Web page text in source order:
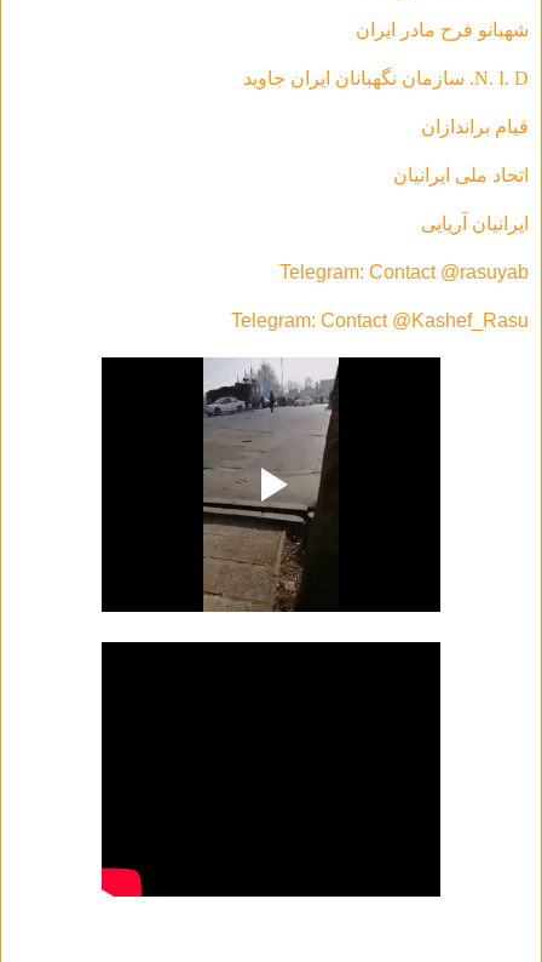
شهبانو فرح مادر ايران
N. I. D. سازمان نگهبانان ایران جاوید
قیام براندازان
اتحاد ملی ایرانیان
ایرانیان آریایی
Telegram: Contact @rasuyab
Telegram: Contact @Kashef_Rasu